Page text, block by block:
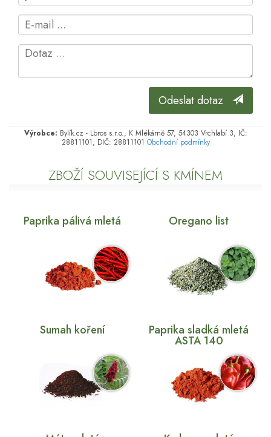
Odeslat dotaz
Výrobce: Bylík.cz - Lbros s.r.o., K Mlékárně 57, 54303 Vrchlabí 3, IČ:
28811101, DIČ: 28811101 Obchodní podmínky
ZBOŽÍ SOUVISEJÍCÍ S KMÍNEM
Paprika pálivá mletá Oregano list
Sumah koření Paprika sladká mletá
ASTA 140